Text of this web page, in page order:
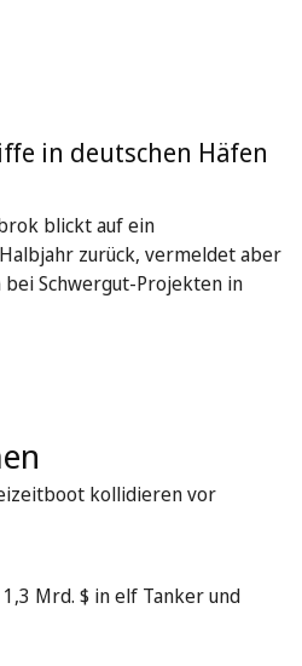
in deutschen Häfen
blickt auf ein
zurück, vermeldet aber
bei Schwergut-Projekten in
kollidieren vor
Mrd. $ in elf Tanker und